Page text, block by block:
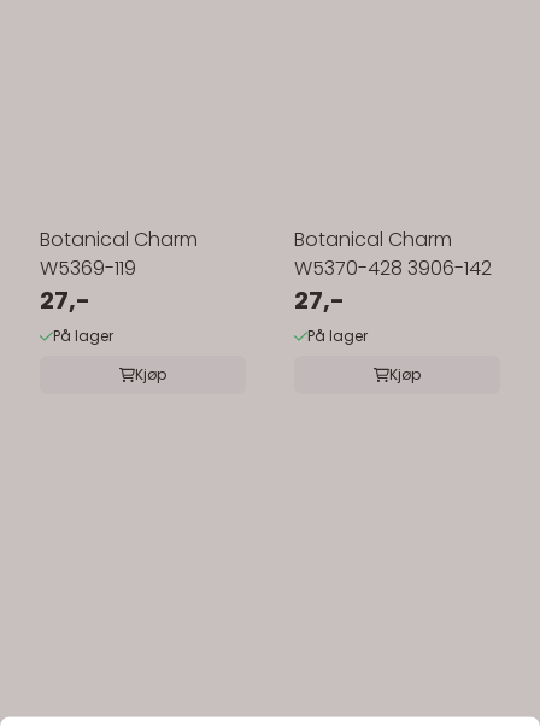
Botanical Charm
W5369-119
27,-
På lager
Kjøp
Botanical Charm
W5370-428 3906-142
27,-
På lager
Kjøp